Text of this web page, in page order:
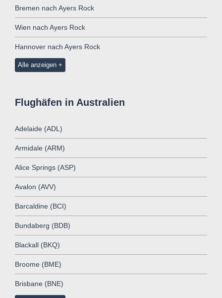
Bremen nach Ayers Rock
Wien nach Ayers Rock
Hannover nach Ayers Rock
Alle anzeigen
Flughäfen in Australien
Adelaide (ADL)
Armidale (ARM)
Alice Springs (ASP)
Avalon (AVV)
Barcaldine (BCI)
Bundaberg (BDB)
Blackall (BKQ)
Broome (BME)
Brisbane (BNE)